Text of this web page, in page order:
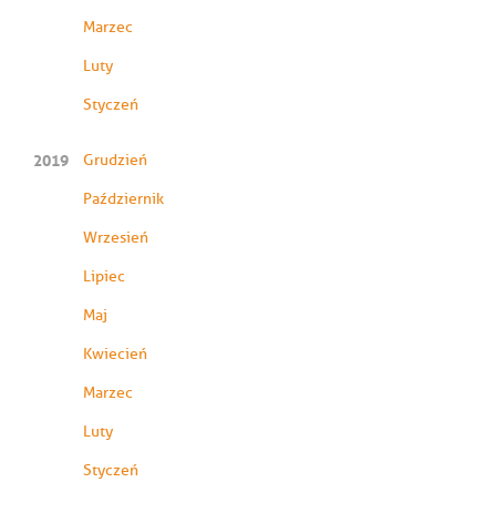
Marzec
Luty
Styczeń
2019 Grudzień
Październik
Wrzesień
Lipiec
Maj
Kwiecień
Marzec
Luty
Styczeń